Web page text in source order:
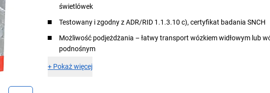
świetlówek
Testowany i zgodny z ADR/RID 1.1.3.10 c), certyfikat badania SNCH
Możliwość podjeżdżania – łatwy transport wózkiem widłowym lub
podnośnym
+ Pokaż więcej